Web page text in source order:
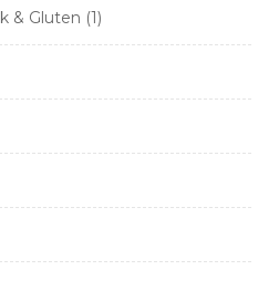
& Gluten (1)